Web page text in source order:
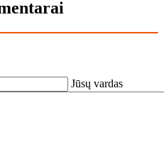
Jūsų vardas